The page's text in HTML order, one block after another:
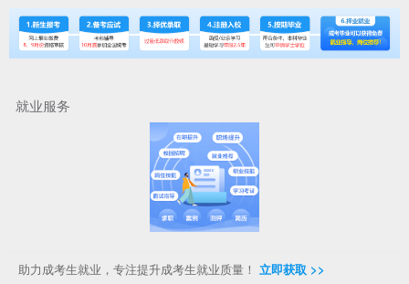
就业服务
助力成考生就业，专注提升成考生就业质量！ 立即获取 >>